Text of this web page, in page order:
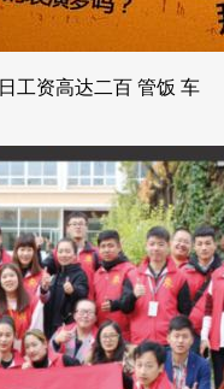
工资高达二百 管饭 车